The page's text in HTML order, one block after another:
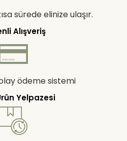
sürede elinize ulaşır.
Alışveriş
ödeme sistemi
Yelpazesi